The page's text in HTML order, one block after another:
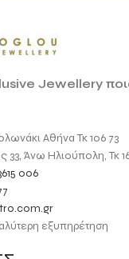
Jewellery
Αθήνα Τκ 106 73
Άνω Ηλιούπολη, Τκ
006
εξυπηρέτηση